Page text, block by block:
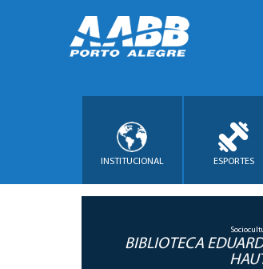
INSTITUCIONAL ESPORTES
BIBLIOTECA